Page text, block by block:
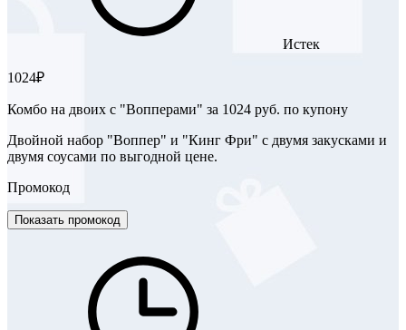
Истек
1024₽
Комбо на двоих с "Вопперами" за 1024 руб. по купону
Двойной набор "Воппер" и "Кинг Фри" с двумя закусками и
двумя соусами по выгодной цене.
Промокод
Показать промокод